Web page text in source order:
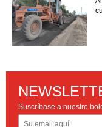
Suscríbase a nuestro